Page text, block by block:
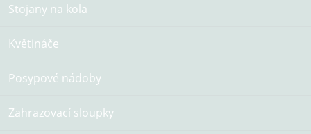
Stojany na kola
Květináče
Posypové nádoby
Zahrazovací sloupky